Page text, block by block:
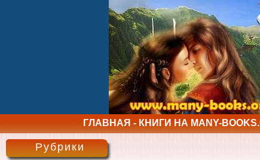
ГЛАВНАЯ - КНИГИ НА MANY-
Рубрики